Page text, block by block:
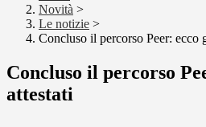
Novità >
Le notizie >
Concluso il percorso Peer: ecco
Concluso il percorso
attestati